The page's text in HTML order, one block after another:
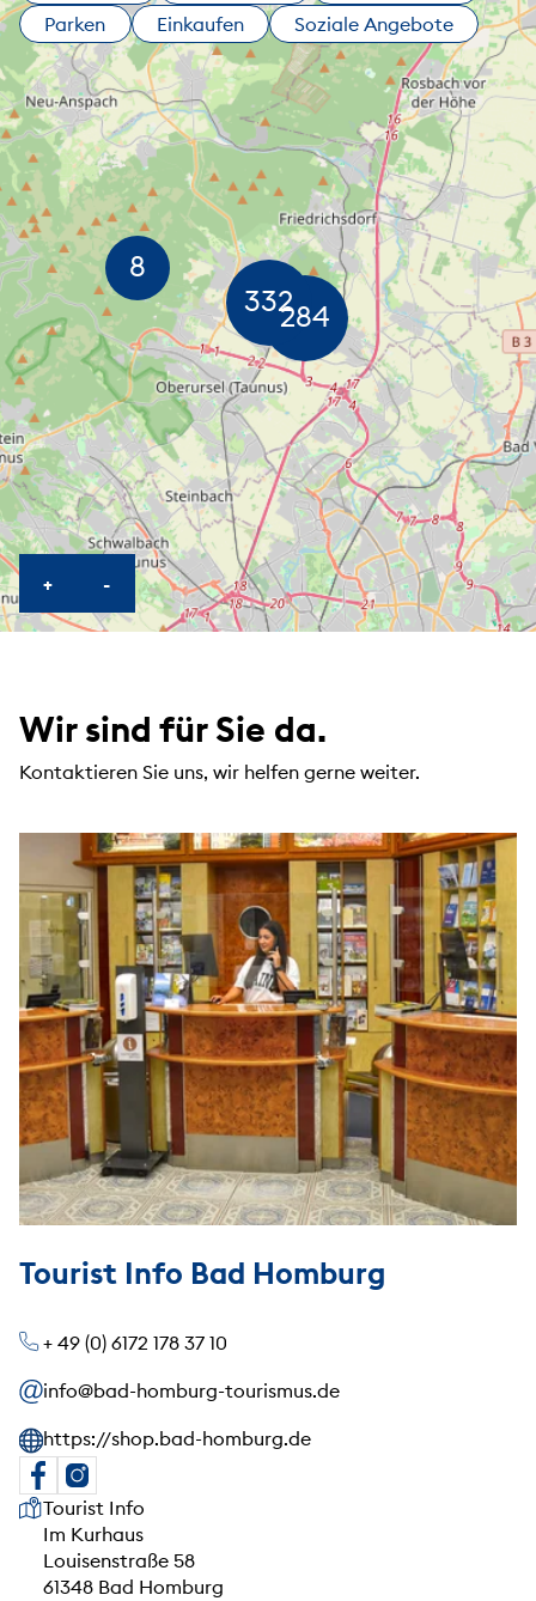
Parken
Einkaufen Soziale Angebote
+KARTE HEREINZOOMEN
-KARTE HERAUSZOOMEN
Wir sind für Sie da.
Kontaktieren Sie uns, wir helfen gerne weiter.
Tourist Info Bad Homburg
+ 49 (0) 6172 178 37 10
info@bad-homburg-tourismus.de
https://shop.bad-homburg.de
Unsere Anschrift
Tourist Info
Im Kurhaus
Louisenstraße 58
61348 Bad Homburg